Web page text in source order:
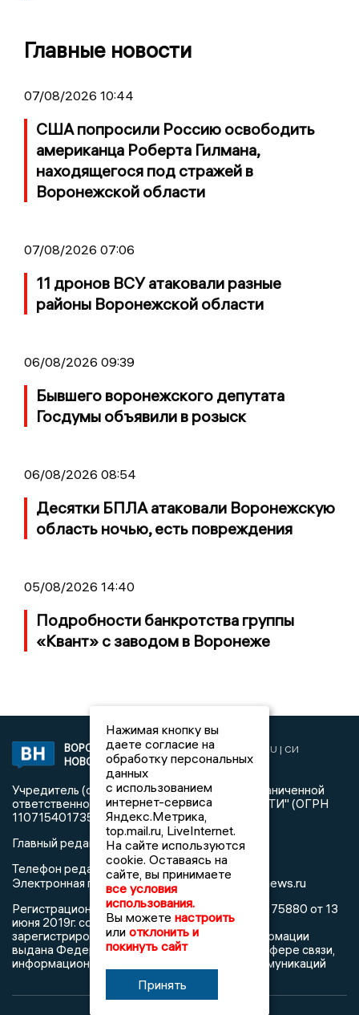
Главные новости
07/08/2026 10:44
США попросили Россию освободить
американца Роберта Гилмана,
находящегося под стражей в
Воронежской области
07/08/2026 07:06
11 дронов ВСУ атаковали разные
районы Воронежской области
06/08/2026 09:39
Бывшего воронежского депутата
Госдумы объявили в розыск
06/08/2026 08:54
Десятки БПЛА атаковали Воронежскую
область ночью, есть повреждения
05/08/2026 14:40
Подробности банкротства группы
«Квант» с заводом в Воронеже
ВОРОНЕЖСКИЕ
НОВОСТИ
2019 © VORONEZHNEWS.RU | СИ
«Воронежские новости»
Учредитель (соучредители): Общество с ограниченной
ответственностью "РЕГИОНАЛЬНЫЕ НОВОСТИ" (ОГРН
1107154017354)
Главный редактор: Пирогов А.А.
Телефон редакции: +7 (473) 262 77 92
Электронная почта редакции:info@voronezhnews.ru
Регистрационный номер: серия Эл № ФС 77 - 75880 от 13
июня 2019г. согласно выписке из реестра
зарегистрированных средств массовой информации
выдана Федеральной службой по надзору в сфере связи,
информационных технологий и массовых коммуникаций
Нажимая кнопку вы
даете согласие на
обработку персональных
данных
с использованием
интернет-сервиса
Яндекс.Метрика,
top.mail.ru, LiveInternet.
На сайте используются
cookie. Оставаясь на
сайте, вы принимаете
все условия
использования.
Вы можете настроить
или отклонить и
покинуть сайт
Принять